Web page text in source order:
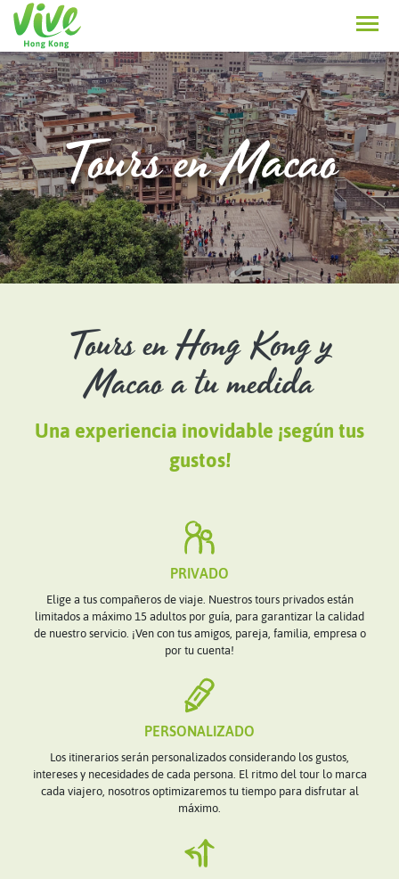
Tours en Macao
Tours en Hong Kong y
Macao a tu medida
Una experiencia inovidable ¡según tus
gustos!
PRIVADO
Elige a tus compañeros de viaje. Nuestros tours privados están
limitados a máximo 15 adultos por guía, para garantizar la calidad
de nuestro servicio. ¡Ven con tus amigos, pareja, familia, empresa o
por tu cuenta!
PERSONALIZADO
Los itinerarios serán personalizados considerando los gustos,
intereses y necesidades de cada persona. El ritmo del tour lo marca
cada viajero, nosotros optimizaremos tu tiempo para disfrutar al
máximo.